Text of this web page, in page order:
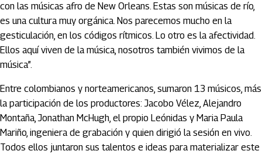
con las músicas afro de New Orleans. Estas son músicas de río,
es una cultura muy orgánica. Nos parecemos mucho en la
gesticulación, en los códigos rítmicos. Lo otro es la afectividad.
Ellos aquí viven de la música, nosotros también vivimos de la
música”.
Entre colombianos y norteamericanos, sumaron 13 músicos, más
la participación de los productores: Jacobo Vélez, Alejandro
Montaña, Jonathan McHugh, el propio Leónidas y Maria Paula
Mariño, ingeniera de grabación y quien dirigió la sesión en vivo.
Todos ellos juntaron sus talentos e ideas para materializar este